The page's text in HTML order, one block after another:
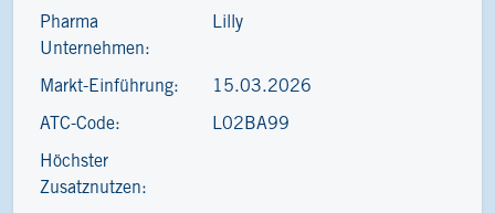
Pharma
Unternehmen:
Lilly
Markt-Einführung: 15.03.2026
ATC-Code: L02BA99
Höchster
Zusatznutzen: